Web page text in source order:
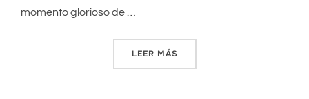
momento glorioso de …
LEER MÁS